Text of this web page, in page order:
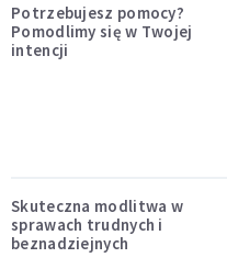
Potrzebujesz pomocy?
Pomodlimy się w Twojej
intencji
Skuteczna modlitwa w
sprawach trudnych i
beznadziejnych